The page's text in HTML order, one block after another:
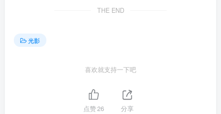
THE END
光影
喜欢就支持一下吧
点赞26 分享